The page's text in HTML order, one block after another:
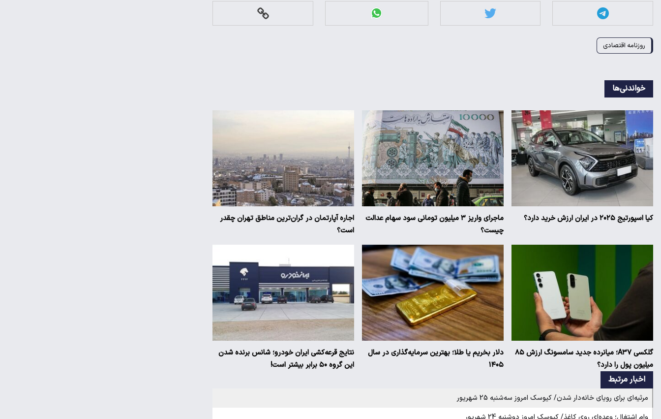
روزنامه اقتصادی
خواندنی‌ها
کیا اسپورتیج ۲۰۲۵ در ایران ارزش خرید دارد؟
ماجرای واریز ۳ میلیون تومانی سود سهام عدالت
چیست؟
اجاره آپارتمان در گران‌ترین مناطق تهران چقدر
است؟
گلکسی A۳۷؛ میانرده جدید سامسونگ ارزش ۸۵
میلیون پول را دارد؟
دلار بخریم یا طلا؛ بهترین سرمایه‌گذاری در سال
۱۴۰۵
نتایج قرعه‌کشی ایران خودرو؛ شانس برنده شدن
این گروه ۵۰ برابر بیشتر است!
اخبار مرتبط
مرثیه‌ای برای رویای خانه‌دار شدن/ کیوسک امروز سه‌شنبه 25 شهریور